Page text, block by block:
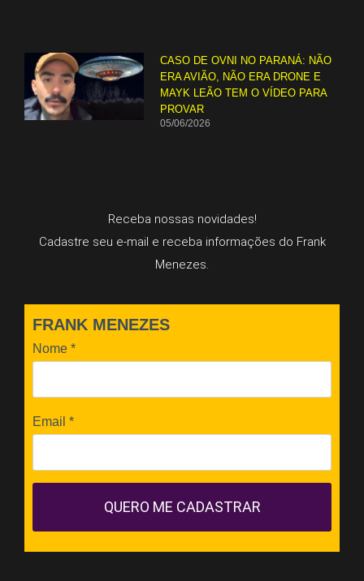
CASO DE OVNI NO PARANÁ: NÃO
ERA AVIÃO, NÃO ERA DRONE E
MAYK LEÃO TEM O VÍDEO PARA
PROVAR
05/06/2026
Receba nossas novidades!
Cadastre seu e-mail e receba informações do Frank
Menezes.
FRANK MENEZES
Nome *
Email *
QUERO ME CADASTRAR